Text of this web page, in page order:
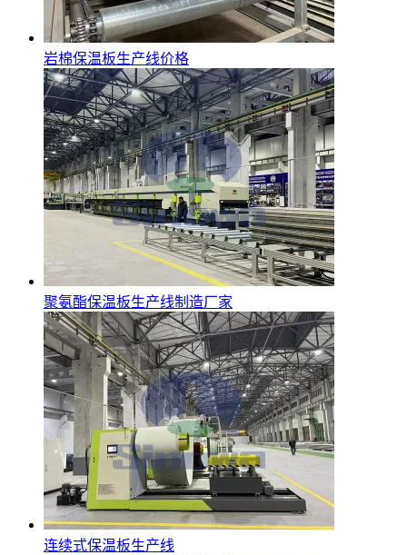
岩棉保温板生产线价格
聚氨酯保温板生产线制造厂家
连续式保温板生产线